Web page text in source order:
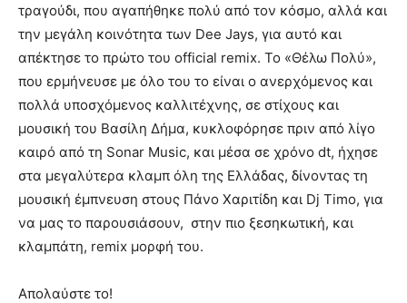
τραγούδι, που αγαπήθηκε πολύ από τον κόσμο, αλλά και
την μεγάλη κοινότητα των Dee Jays, για αυτό και
απέκτησε το πρώτο του official remix. Το «Θέλω Πολύ»,
που ερμήνευσε με όλο του το είναι ο ανερχόμενος και
πολλά υποσχόμενος καλλιτέχνης, σε στίχους και
μουσική του Βασίλη Δήμα, κυκλοφόρησε πριν από λίγο
καιρό από τη Sonar Music, και μέσα σε χρόνο dt, ήχησε
στα μεγαλύτερα κλαμπ όλη της Ελλάδας, δίνοντας τη
μουσική έμπνευση στους Πάνο Χαριτίδη και Dj Timo, για
να μας το παρουσιάσουν, στην πιο ξεσηκωτική, και
κλαμπάτη, remix μορφή του.
Απολαύστε το!